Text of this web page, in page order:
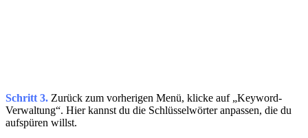
Schritt 3. Zurück zum vorherigen Menü, klicke auf „Keyword-
Verwaltung“. Hier kannst du die Schlüsselwörter anpassen, die du
aufspüren willst.